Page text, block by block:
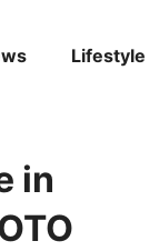
Lifestyle
in